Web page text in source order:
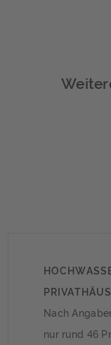
Nach
nur rund 46